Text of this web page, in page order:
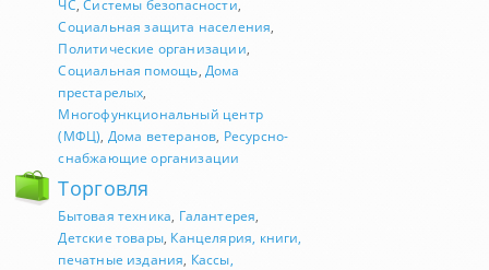
ЧС,Системы безопасности,
Социальная защита населения,
Политические организации,
Социальная помощь, Дома
престарелых,
Многофункциональный центр
(МФЦ), Дома ветеранов, Ресурсно-
снабжающие организации
Tорговля
Бытовая техника, Галантерея,
Детские товары, Канцелярия, книги,
печатные издания, Кассы,